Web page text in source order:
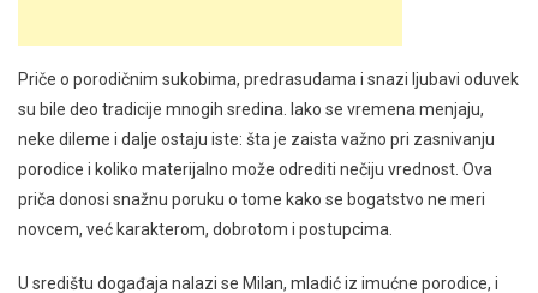
Priče o porodičnim sukobima, predrasudama i snazi ljubavi oduvek
su bile deo tradicije mnogih sredina. Iako se vremena menjaju,
neke dileme i dalje ostaju iste: šta je zaista važno pri zasnivanju
porodice i koliko materijalno može odrediti nečiju vrednost. Ova
priča donosi snažnu poruku o tome kako se bogatstvo ne meri
novcem, već karakterom, dobrotom i postupcima.
U središtu događaja nalazi se Milan, mladić iz imućne porodice, i